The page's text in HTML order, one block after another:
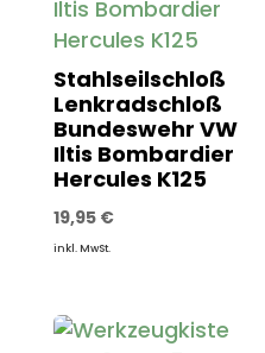
Stahlseilschloß
Lenkradschloß
Bundeswehr VW
Iltis Bombardier
Hercules K125
19,95 €
inkl. MwSt.